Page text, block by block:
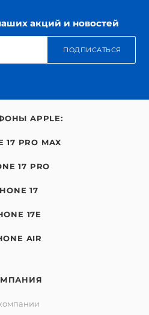
акций и новостей
ПОДПИСАТЬСЯ
APPLE:
17 PRO MAX
17 PRO
17
17E
AIR